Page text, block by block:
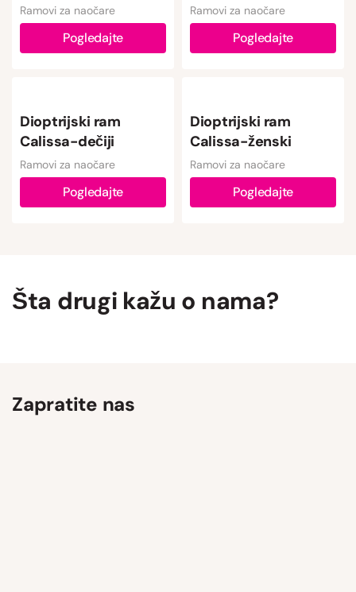
Ramovi za naočare
Pogledajte
Ramovi za naočare
Pogledajte
Dioptrijski ram
Calissa-dečiji
Ramovi za naočare
Pogledajte
Dioptrijski ram
Calissa-ženski
Ramovi za naočare
Pogledajte
Šta drugi kažu o nama?
Zapratite nas